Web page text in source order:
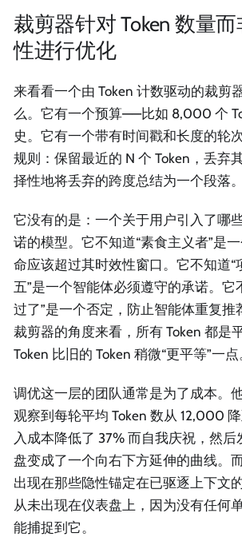
裁剪器针对 Token 数量
性进行优化
来看看一个由 Token 计数驱动的裁剪
么。它有一个预算——比如 8,000 个
史。它有一个带有时间戳和长度的轮
规则：保留最近的 N 个 Token，丢弃
择性地将丢弃的跨度总结为一个段落。
它没有的是：一个关于用户引入了哪
诺的模型。它不知道“素食主义者”是
命应该超过其时效性窗口。它不知道“
五”是一个智能体必须遵守的承诺。它
过了”是一个否定，防止智能体重复推
裁剪器的角度来看，所有 Token 都是
Token 比旧的 Token 稍微“更平等”一点
调优这一层的团队通常是为了成本。
观察到每轮平均 Token 数从 12,000
入成本降低了 37% 而自我庆祝，然后
盘变成了一个向右下方延伸的曲线。
出现在那些隐性锚定在已驱逐上下文
从未出现在仪表盘上，因为没有任何
能捕捉到它。